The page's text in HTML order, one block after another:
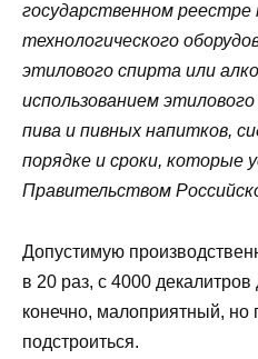
государственном
технологического
этилового спирта или
использованием
пива и пивных напитков,
порядке и сроки, которые
Правительством
Допустимую
в 20 раз, с 4000
конечно, малоприятный,
подстроиться.